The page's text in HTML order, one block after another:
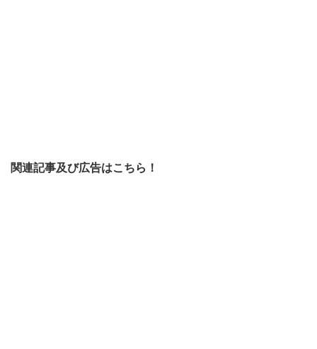
関連記事及び広告はこちら！